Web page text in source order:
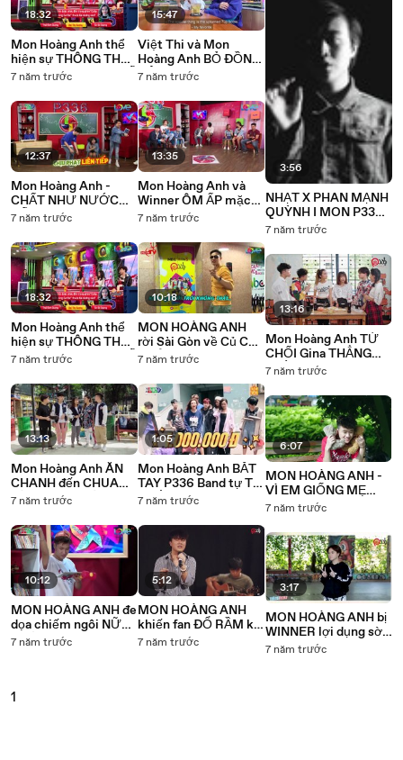
18:32
Mon Hoàng Anh thể
hiện sự THÔNG THÁI
khiến khách mời TRỐ
cho ai coi đây nè
7 năm trước
12:37
Mon Hoàng Anh -
CHẤT NHƯ NƯỚC
CẤT- trong bộ đồ
XINH- trai quá đi nè ❤️
7 năm trước
18:32
Mon Hoàng Anh thể
hiện sự THÔNG THÁI
khiến khách mời TRỐ
cho ai coi đây nè
7 năm trước
13:13
Mon Hoàng Anh ĂN
CHANH đến CHUA
LÒNG vì tội BÓC
7 năm trước
10:12
MON HOÀNG ANH đe
dọa chiếm ngôi NỮ
HOÀNG DANCER của
7 năm trước
15:47
Việt Thi và Mon
Hoàng Anh BỎ ĐỒNG
ĐỘI đi King Koi
THÍNH TẤP NẬP - Vi
Hành Cùng Sao
7 năm trước
13:35
Mon Hoàng Anh và
Winner ÔM ẤP mặc
kệ KIRA đứng đó
7 năm trước
10:18
MON HOÀNG ANH
rời Sài Gòn về Củ Chi
NUÔI HEO cùng KIRA
7 năm trước
1:05
Mon Hoàng Anh BẮT
TAY P336 Band tự TỔ
CHỨC ĐÊM NHẠC
7 năm trước
5:12
MON HOÀNG ANH
khiến fan ĐỔ RẦM khi
thể hiện ca khúc -
7 năm trước
3:56
NHẠT X PHAN MẠNH
QUỲNH I MON P336
BAND I MV COVER
7 năm trước
13:16
Mon Hoàng Anh TỪ
CHỐI Gina THẲNG
THỪNG khiến Gina
7 năm trước
6:07
MON HOÀNG ANH -
VÌ EM GIỐNG MẸ
ANH (OFFICIAL MV )
7 năm trước
3:17
MON HOÀNG ANH bị
WINNER lợi dụng sờ
soạng khi ghi hình
7 năm trước
1